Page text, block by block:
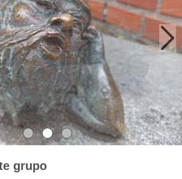
grupo